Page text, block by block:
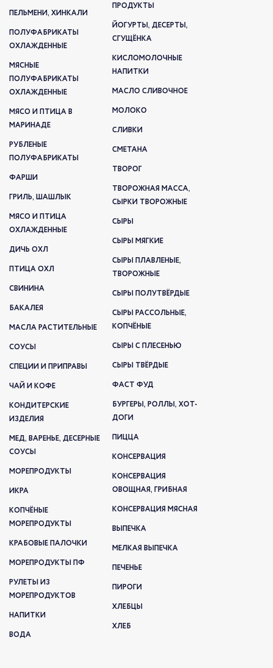
ПЕЛЬМЕНИ, ХИНКАЛИ
ПОЛУФАБРИКАТЫ
ОХЛАЖДЕННЫЕ
МЯСНЫЕ
ПОЛУФАБРИКАТЫ
ОХЛАЖДЕННЫЕ
МЯСО И ПТИЦА В
МАРИНАДЕ
РУБЛЕНЫЕ
ПОЛУФАБРИКАТЫ
ФАРШИ
ГРИЛЬ, ШАШЛЫК
МЯСО И ПТИЦА
ОХЛАЖДЕННЫЕ
ДИЧЬ ОХЛ
ПТИЦА ОХЛ
СВИНИНА
БАКАЛЕЯ
МАСЛА РАСТИТЕЛЬНЫЕ
СОУСЫ
СПЕЦИИ И ПРИПРАВЫ
ЧАЙ И КОФЕ
КОНДИТЕРСКИЕ
ИЗДЕЛИЯ
МЕД, ВАРЕНЬЕ, ДЕСЕРНЫЕ
СОУСЫ
МОРЕПРОДУКТЫ
ИКРА
КОПЧЁНЫЕ
МОРЕПРОДУКТЫ
КРАБОВЫЕ ПАЛОЧКИ
МОРЕПРОДУКТЫ ПФ
РУЛЕТЫ ИЗ
МОРЕПРОДУКТОВ
НАПИТКИ
ВОДА
ПРОДУКТЫ
ЙОГУРТЫ, ДЕСЕРТЫ,
СГУЩЁНКА
КИСЛОМОЛОЧНЫЕ
НАПИТКИ
МАСЛО СЛИВОЧНОЕ
МОЛОКО
СЛИВКИ
СМЕТАНА
ТВОРОГ
ТВОРОЖНАЯ МАССА,
СЫРКИ ТВОРОЖНЫЕ
СЫРЫ
СЫРЫ МЯГКИЕ
СЫРЫ ПЛАВЛЕНЫЕ,
ТВОРОЖНЫЕ
СЫРЫ ПОЛУТВЁРДЫЕ
СЫРЫ РАССОЛЬНЫЕ,
КОПЧЁНЫЕ
СЫРЫ С ПЛЕСЕНЬЮ
СЫРЫ ТВЁРДЫЕ
ФАСТ ФУД
БУРГЕРЫ, РОЛЛЫ, ХОТ-
ДОГИ
ПИЦЦА
КОНСЕРВАЦИЯ
КОНСЕРВАЦИЯ
ОВОЩНАЯ, ГРИБНАЯ
КОНСЕРВАЦИЯ МЯСНАЯ
ВЫПЕЧКА
МЕЛКАЯ ВЫПЕЧКА
ПЕЧЕНЬЕ
ПИРОГИ
ХЛЕБЦЫ
ХЛЕБ